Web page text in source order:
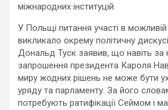
міжнародних інституцій.
У Польщі питання участі в можливій
викликало окрему політичну
Дональд Туск заявив, що навіть за
запрошення президента Кароля
миру жодних рішень не може бути
уряду та парламенту. За його
потребують ратифікації Сеймом і